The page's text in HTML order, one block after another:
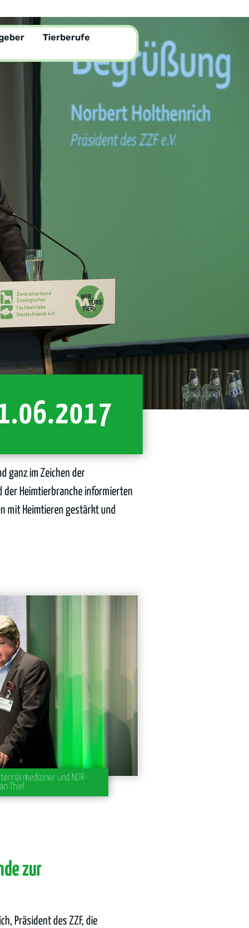
Tierberufe
ganz im Zeichen der
der Heimtierbranche informierten
mit Heimtieren gestärkt und
und NDR-
Thiel
zur
Präsident des ZZF, die